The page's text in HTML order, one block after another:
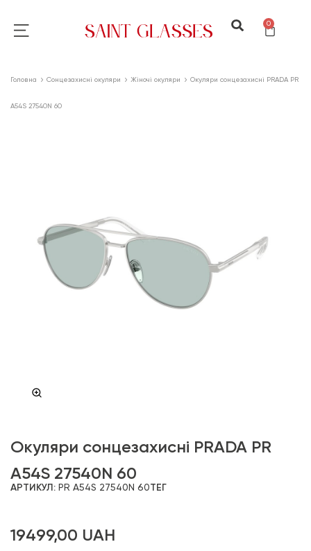
0
Головна Сонцезахисні окуляри Жіночі окуляри Окуляри сонцезахисні PRADA PR
A54S 27540N 60
Окуляри сонцезахисні PRADA PR
A54S 27540N 60
АРТИКУЛ: PR A54S 27540N 60ТЕГ
19499,00 UAH